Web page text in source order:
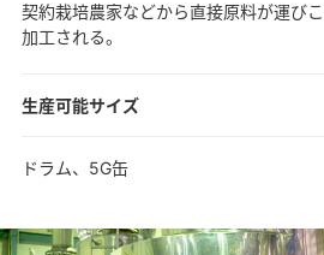
契約栽培農家などから直接原料が運び
加工される。
生産可能サイズ
ドラム、5G缶